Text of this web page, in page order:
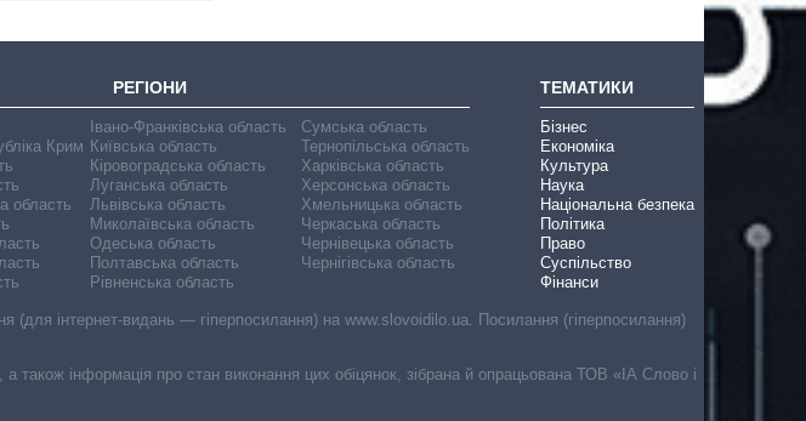
РЕГІОНИ
Крим
область
Івано-Франківська область
Київська область
Кіровоградська область
Луганська область
Львівська область
Миколаївська область
Одеська область
Полтавська область
Рівненська область
Сумська область
Тернопільська область
Харківська область
Херсонська область
Хмельницька область
Черкаська область
Чернівецька область
Чернігівська область
ТЕМАТИКИ
Бізнес
Економіка
Культура
Наука
Національна безпека
Політика
Право
Суспільство
Фінанси
(для інтернет-видань — гіперпосилання) на www.slovoidilo.ua. Посилання (гіперпосилання)
також інформація про стан виконання цих обіцянок, зібрана й опрацьована ТОВ «ІА Слово і